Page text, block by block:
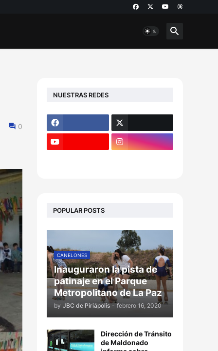
0
NUESTRAS REDES
POPULAR POSTS
CANELONES
Inauguraron la pista de
patinaje en el Parque
Metropolitano de La Paz
by JBC de Piriápolis - febrero 16, 2020
Dirección de Tránsito
de Maldonado